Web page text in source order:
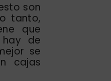
son
tanto,
que
hay de
se
cajas